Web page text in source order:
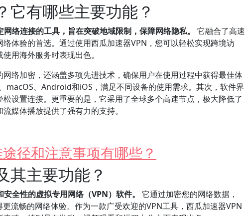
它有哪些主要功能？
络连接的工具，旨在突破地域限制，保障网络隐私。 它融合了高速
体验的首选。通过使用西瓜加速器VPN，您可以轻松实现跨境访
用海外服务时表现出色。
络加密，还涵盖多项先进技术，确保用户在使用过程中获得最佳体
macOS、Android和iOS，满足不同设备的使用需求。其次，软件界
设置连接。更重要的是，它采用了全球多个高速节点，极大降低了
媒体播放提供了强有力的支持。
径和注意事项有哪些？
其主要功能？
全性的虚拟专用网络（VPN）软件。
它通过加密您的网络数据，
流畅的网络体验。作为一款广受欢迎的VPN工具，西瓜加速器VPN